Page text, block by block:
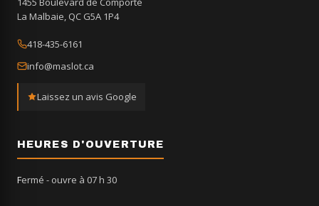
La Malbaie, QC G5A 1P4
418-435-6161
info@maslot.ca
Laissez un avis Google
HEURES D'OUVERTURE
Fermé - ouvre à 07 h 30